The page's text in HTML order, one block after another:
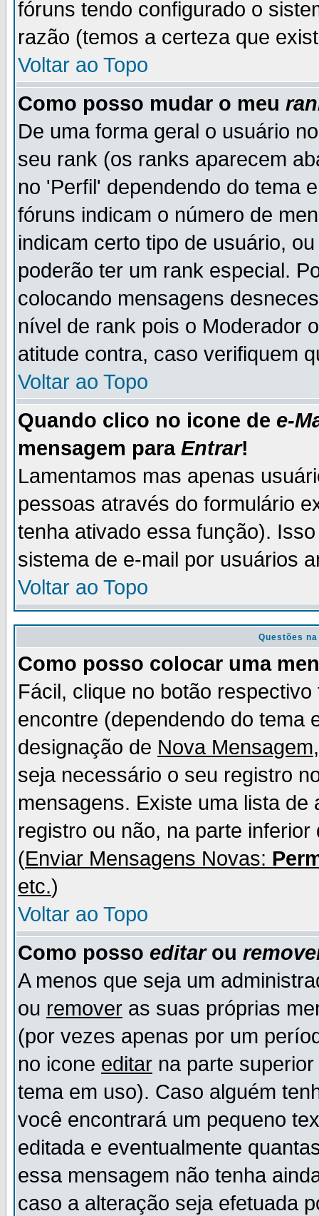
fóruns tendo configurado o
razão (temos a certeza que
Voltar ao Topo
Como posso mudar o meu
De uma forma geral o usuário
seu rank (os ranks aparecem
no 'Perfil' dependendo do tema
fóruns indicam o número de
indicam certo tipo de usuário,
poderão ter um rank especial.
colocando mensagens
nível de rank pois o Moderador
atitude contra, caso verifiquem
Voltar ao Topo
Quando clico no icone de e-
mensagem para Entrar!
Lamentamos mas apenas
pessoas através do formulário
tenha ativado essa função).
sistema de e-mail por usuários
Voltar ao Topo
Questões
Como posso colocar uma
Fácil, clique no botão
encontre (dependendo do tema
designação de Nova Mensagem
seja necessário o seu registro
mensagens. Existe uma lista
registro ou não, na parte
(Enviar Mensagens Novas:
etc.)
Voltar ao Topo
Como posso editarou
A menos que seja um
ou remover as suas próprias
(por vezes apenas por um
no icone editar na parte
tema em uso). Caso alguém
você encontrará um pequeno
editada e eventualmente
essa mensagem não tenha
caso a alteração seja efetuada